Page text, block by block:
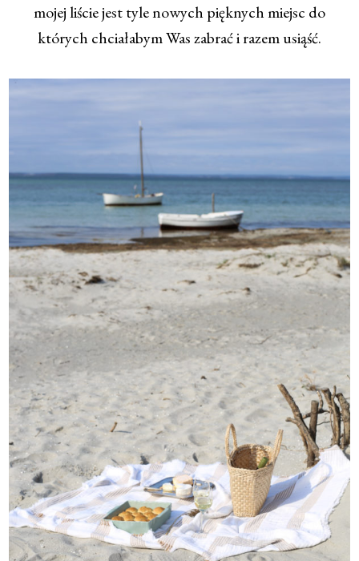
mojej liście jest tyle nowych pięknych miejsc do
których chciałabym Was zabrać i razem usiąść.